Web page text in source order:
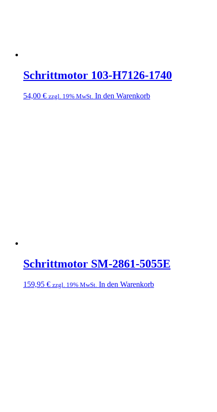
Schrittmotor 103-H7126-1740
54,00 € zzgl. 19% MwSt. In den Warenkorb
Schrittmotor SM-2861-5055E
159,95 € zzgl. 19% MwSt. In den Warenkorb